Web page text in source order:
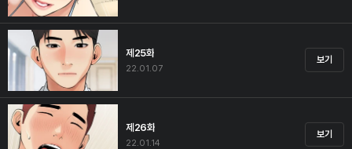
제25화
22.01.07
보기
제26화
22.01.14
보기